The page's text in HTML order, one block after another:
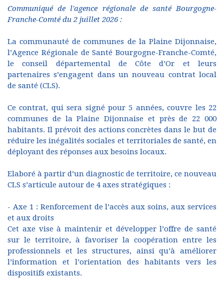
Communiqué de l'agence régionale de santé Bourgogne-
Franche-Comté du 2 juillet 2026 :
La communauté de communes de la Plaine Dijonnaise,
l’Agence Régionale de Santé Bourgogne-Franche-Comté,
le conseil départemental de Côte d’Or et leurs
partenaires s’engagent dans un nouveau contrat local
de santé (CLS).
Ce contrat, qui sera signé pour 5 années, couvre les 22
communes de la Plaine Dijonnaise et près de 22 000
habitants. Il prévoit des actions concrètes dans le but de
réduire les inégalités sociales et territoriales de santé, en
déployant des réponses aux besoins locaux.
Elaboré à partir d’un diagnostic de territoire, ce nouveau
CLS s’articule autour de 4 axes stratégiques :
- Axe 1 : Renforcement de l’accès aux soins, aux services
et aux droits
Cet axe vise à maintenir et développer l’offre de santé
sur le territoire, à favoriser la coopération entre les
professionnels et les structures, ainsi qu’à améliorer
l’information et l’orientation des habitants vers les
dispositifs existants.